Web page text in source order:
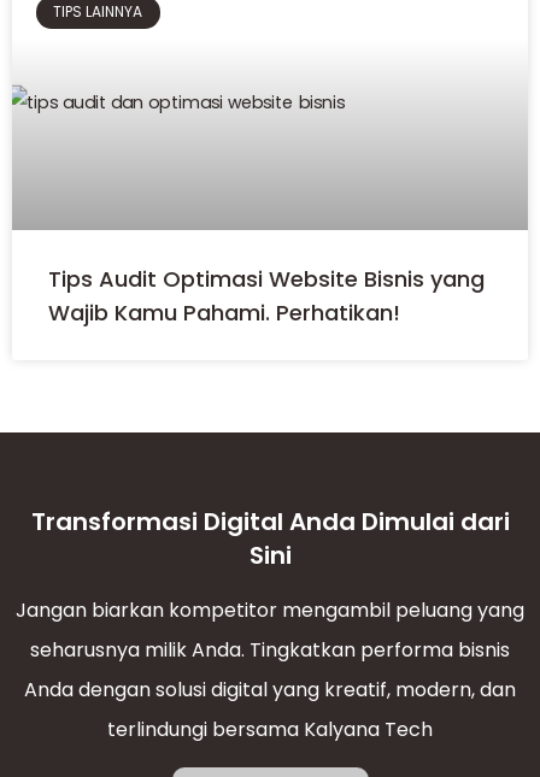
TIPS LAINNYA
Tips Audit Optimasi Website Bisnis yang
Wajib Kamu Pahami. Perhatikan!
Transformasi Digital Anda Dimulai dari
Sini
Jangan biarkan kompetitor mengambil peluang yang
seharusnya milik Anda. Tingkatkan performa bisnis
Anda dengan solusi digital yang kreatif, modern, dan
terlindungi bersama Kalyana Tech